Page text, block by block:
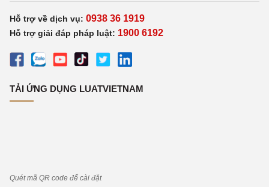
Hỗ trợ về dịch vụ: 0938 36 1919
Hỗ trợ giải đáp pháp luật: 1900 6192
TẢI ỨNG DỤNG LUATVIETNAM
Quét mã QR code để cài đặt